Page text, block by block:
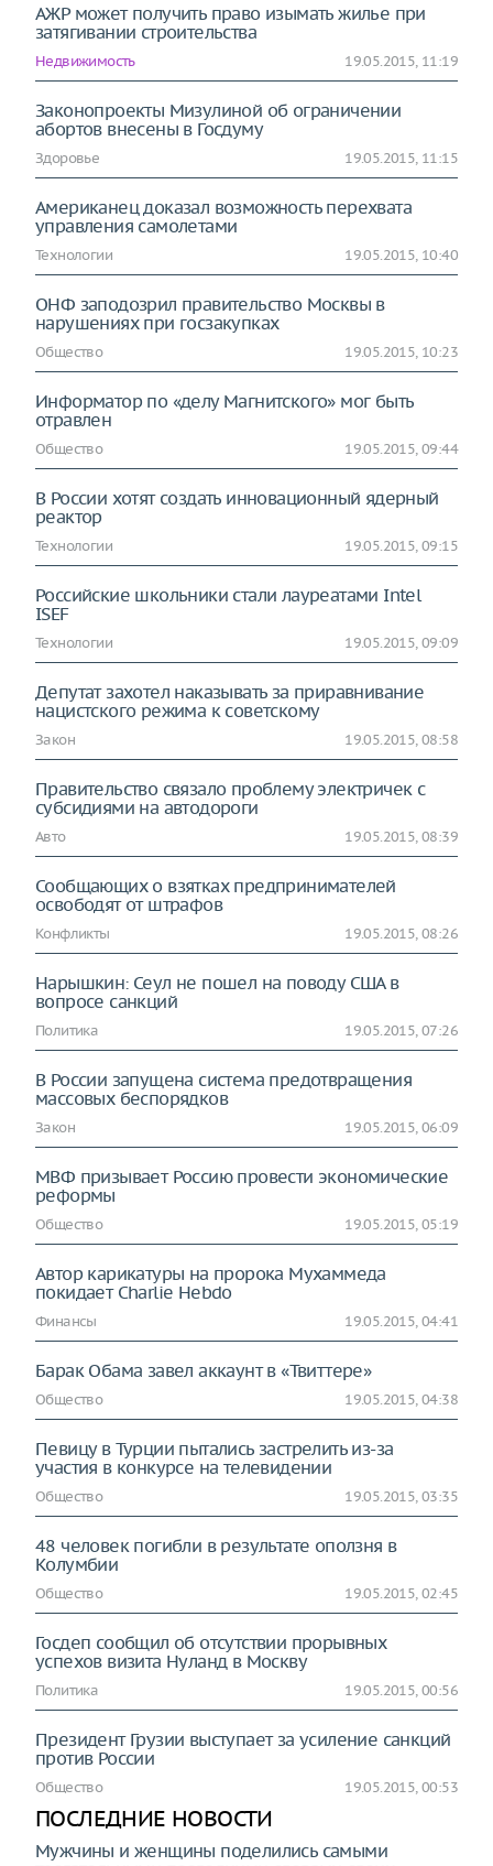
АЖР может получить право изымать жилье при
затягивании строительства
Недвижимость 19.05.2015, 11:19
Законопроекты Мизулиной об ограничении
абортов внесены в Госдуму
Здоровье 19.05.2015, 11:15
Американец доказал возможность перехвата
управления самолетами
Технологии 19.05.2015, 10:40
ОНФ заподозрил правительство Москвы в
нарушениях при госзакупках
Общество 19.05.2015, 10:23
Информатор по «делу Магнитского» мог быть
отравлен
Общество 19.05.2015, 09:44
В России хотят создать инновационный ядерный
реактор
Технологии 19.05.2015, 09:15
Российские школьники стали лауреатами Intel
ISEF
Технологии 19.05.2015, 09:09
Депутат захотел наказывать за приравнивание
нацистского режима к советскому
Закон 19.05.2015, 08:58
Правительство связало проблему электричек с
субсидиями на автодороги
Авто 19.05.2015, 08:39
Сообщающих о взятках предпринимателей
освободят от штрафов
Конфликты 19.05.2015, 08:26
Нарышкин: Сеул не пошел на поводу США в
вопросе санкций
Политика 19.05.2015, 07:26
В России запущена система предотвращения
массовых беспорядков
Закон 19.05.2015, 06:09
МВФ призывает Россию провести экономические
реформы
Общество 19.05.2015, 05:19
Автор карикатуры на пророка Мухаммеда
покидает Charlie Hebdo
Финансы 19.05.2015, 04:41
Барак Обама завел аккаунт в «Твиттере»
Общество 19.05.2015, 04:38
Певицу в Турции пытались застрелить из-за
участия в конкурсе на телевидении
Общество 19.05.2015, 03:35
48 человек погибли в результате оползня в
Колумбии
Общество 19.05.2015, 02:45
Госдеп сообщил об отсутствии прорывных
успехов визита Нуланд в Москву
Политика 19.05.2015, 00:56
Президент Грузии выступает за усиление санкций
против России
Общество 19.05.2015, 00:53
ПОСЛЕДНИЕ НОВОСТИ
Мужчины и женщины поделились самыми